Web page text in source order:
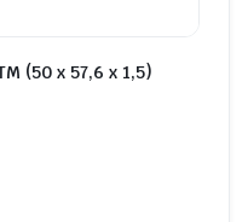
(50 x 57,6 x 1,5)